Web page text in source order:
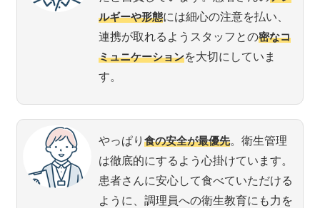
ルギーや形態には細心の注意を払い、
連携が取れるようスタッフとの密なコ
ミュニケーションを大切にしていま
す。
やっぱり食の安全が最優先。衛生管理
は徹底的にするよう心掛けています。
患者さんに安心して食べていただける
ように、調理員への衛生教育にも力を